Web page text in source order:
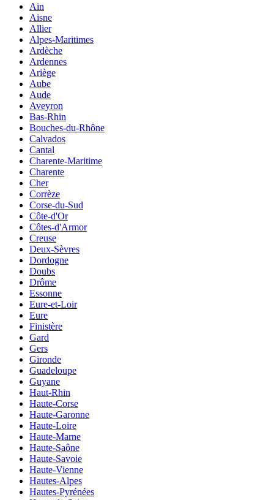
Ain
Aisne
Allier
Alpes-Maritimes
Ardèche
Ardennes
Ariège
Aube
Aude
Aveyron
Bas-Rhin
Bouches-du-Rhône
Calvados
Cantal
Charente-Maritime
Charente
Cher
Corrèze
Corse-du-Sud
Côte-d'Or
Côtes-d'Armor
Creuse
Deux-Sèvres
Dordogne
Doubs
Drôme
Essonne
Eure-et-Loir
Eure
Finistère
Gard
Gers
Gironde
Guadeloupe
Guyane
Haut-Rhin
Haute-Corse
Haute-Garonne
Haute-Loire
Haute-Marne
Haute-Saône
Haute-Savoie
Haute-Vienne
Hautes-Alpes
Hautes-Pyrénées